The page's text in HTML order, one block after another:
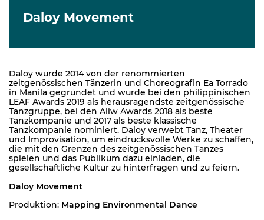
Daloy Movement
Daloy wurde 2014 von der renommierten
zeitgenössischen Tänzerin und Choreografin Ea Torrado
in Manila gegründet und wurde bei den philippinischen
LEAF Awards 2019 als herausragendste zeitgenössische
Tanzgruppe, bei den Aliw Awards 2018 als beste
Tanzkompanie und 2017 als beste klassische
Tanzkompanie nominiert. Daloy verwebt Tanz, Theater
und Improvisation, um eindrucksvolle Werke zu schaffen,
die mit den Grenzen des zeitgenössischen Tanzes
spielen und das Publikum dazu einladen, die
gesellschaftliche Kultur zu hinterfragen und zu feiern.
Daloy Movement
Produktion: Mapping Environmental Dance